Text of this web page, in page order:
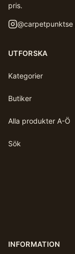
pris.
@carpetpunktse
UTFORSKA
Kategorier
Butiker
Alla produkter A-Ö
Sök
INFORMATION